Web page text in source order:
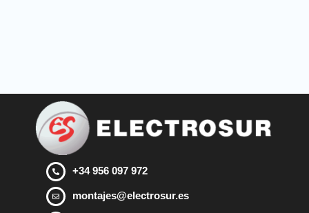
+34 956 097 972
montajes@electrosur.es